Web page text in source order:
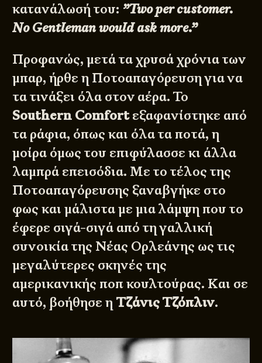
κατανάλωσή του: ”Two per customer.
No Gentleman would ask more.”
Προφανώς, μετά τα χρυσά χρόνια των
μπαρ, ήρθε η Ποτοαπαγόρευση για να
τα τινάξει όλα στον αέρα. Το
Southern Comfortεξαφανίστηκε από
τα ράφια, όπως και όλα τα ποτά, η
μοίρα όμως του επιφύλασσε κι άλλα
λαμπρά επεισόδια. Με το τέλος της
Ποτοαπαγόρευσης ξαναβγήκε στο
φως και μάλιστα με μια λάμψη που το
έφερε σιγά-σιγά από τη γαλλική
συνοικία της Νέας Ορλεάνης ως τις
μεγαλύτερες σκηνές της
αμερικανικής ποπ κουλτούρας. Και σε
αυτό, βοήθησε η Τζάνις Τζόπλιν.